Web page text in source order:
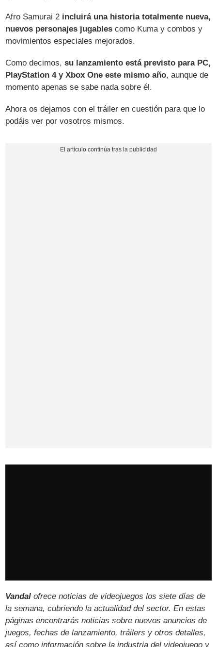
Afro Samurai 2 incluirá una historia totalmente nueva,
nuevos personajes jugables como Kuma y combos y
movimientos especiales mejorados.
Como decimos,su lanzamiento está previsto para PC,
PlayStation 4 y Xbox One este mismo año, aunque de
momento apenas se sabe nada sobre él.
Ahora os dejamos con el tráiler en cuestión para que lo
podáis ver por vosotros mismos.
Vandal ofrece noticias de videojuegos los siete días de
la semana, cubriendo la actualidad del sector. En estas
páginas encontrarás noticias sobre nuevos anuncios de
juegos, fechas de lanzamiento, tráilers y otros detalles,
así como información sobre la industria del videojuego y